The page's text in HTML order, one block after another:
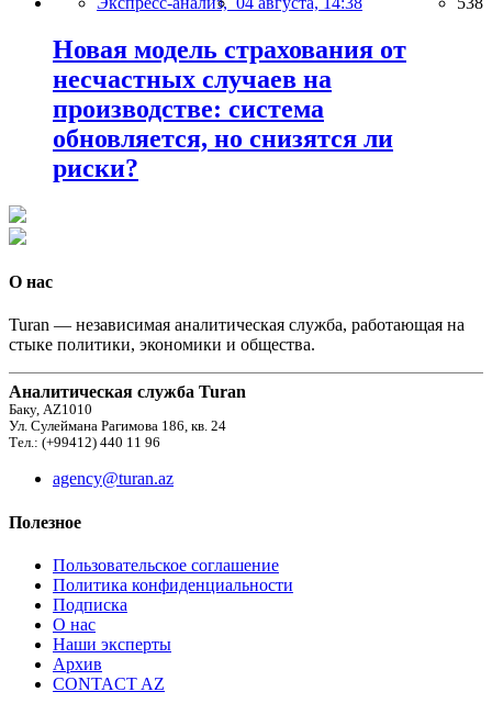
Новая модель страхования от
несчастных случаев на
производстве: система
обновляется, но снизятся ли
риски?
О нас
Turan — независимая аналитическая служба, работающая на
стыке политики, экономики и общества.
Аналитическая служба Turan
Баку, AZ1010
Ул. Сулеймана Рагимова 186, кв. 24
Тел.: (+99412) 440 11 96
agency@turan.az
Полезное
Пользовательское соглашение
Политика конфиденциальности
Подписка
О нас
Наши эксперты
Архив
CONTACT AZ